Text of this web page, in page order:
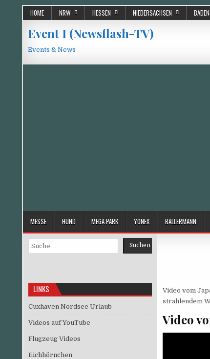
HOME NRW HESSEN NIEDERSACHSEN
Event I (Newsflash-TV)
Events & News
MESSE HUND MEGA PARK YONEX BALLERMANN
Video vom
strahlendem
Video
Suchen Suchen
LINKS
Cuxhaven Nordsee Urlaub
Videos auf YouTube
Flugzeug Videos
Eichhörnchen